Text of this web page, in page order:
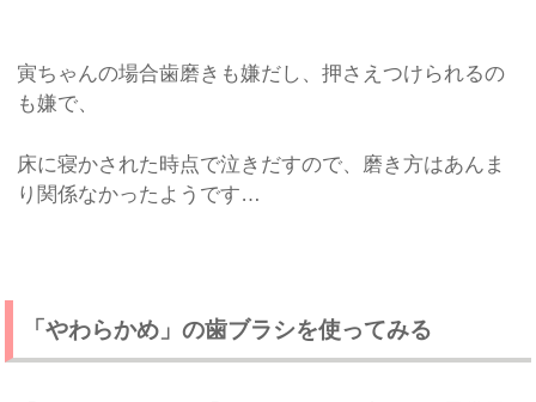
寅ちゃんの場合歯磨きも嫌だし、押さえつけられるの
も嫌で、
床に寝かされた時点で泣きだすので、磨き方はあんま
り関係なかったようです…
「やわらかめ」の歯ブラシを使ってみる